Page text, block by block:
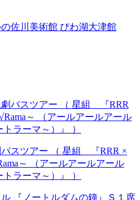
佐川美術館 びわ湖大津館
バスツアー （ 星組 『RRR ×
～ （アールアールアール
ラーマ～）』 ）